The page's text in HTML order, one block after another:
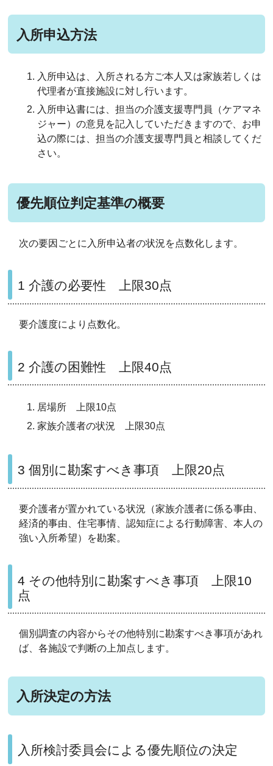
入所申込方法
入所申込は、入所される方ご本人又は家族若しくは
代理者が直接施設に対し行います。
入所申込書には、担当の介護支援専門員（ケアマネ
ジャー）の意見を記入していただきますので、お申
込の際には、担当の介護支援専門員と相談してくだ
さい。
優先順位判定基準の概要
次の要因ごとに入所申込者の状況を点数化します。
1 介護の必要性 上限30点
要介護度により点数化。
2 介護の困難性 上限40点
居場所 上限10点
家族介護者の状況 上限30点
3 個別に勘案すべき事項 上限20点
要介護者が置かれている状況（家族介護者に係る事由、
経済的事由、住宅事情、認知症による行動障害、本人の
強い入所希望）を勘案。
4 その他特別に勘案すべき事項 上限10
点
個別調査の内容からその他特別に勘案すべき事項があれ
ば、各施設で判断の上加点します。
入所決定の方法
入所検討委員会による優先順位の決定